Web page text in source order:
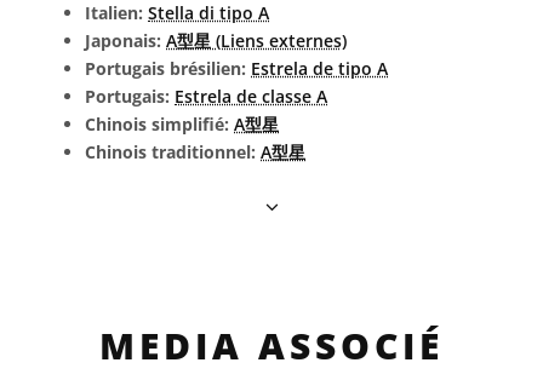
Italien: Stella di tipo A
Japonais: A型星 (Liens externes)
Portugais brésilien: Estrela de tipo A
Portugais: Estrela de classe A
Chinois simplifié: A型星
Chinois traditionnel: A型星
MEDIA ASSOCIÉ